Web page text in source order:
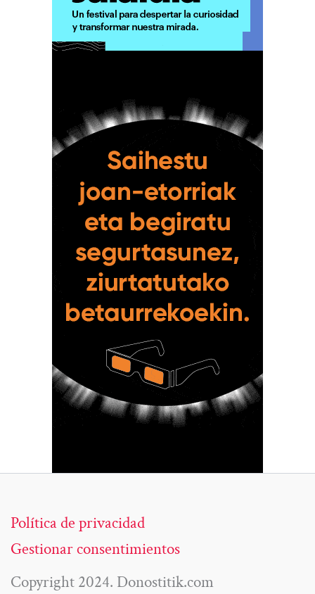
Política de privacidad
Gestionar consentimientos
Copyright 2024. Donostitik.com